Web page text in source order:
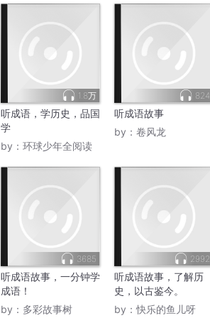
1.8万
听成语，学历史，品国
学
by： 环球少年全阅读
824
听成语故事
by： 卷风龙
3685
听成语故事，一分钟学
成语！
by： 多彩故事树
2992
听成语故事，了解历
史，以古鉴今。
by：快乐的鱼儿呀